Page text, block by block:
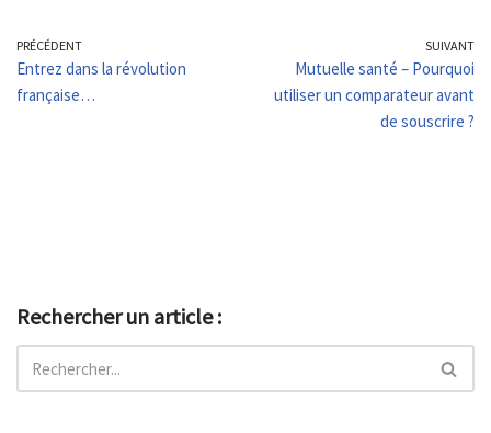
PRÉCÉDENT
Entrez dans la révolution
française…
SUIVANT
Mutuelle santé – Pourquoi
utiliser un comparateur avant
de souscrire ?
Rechercher un article :